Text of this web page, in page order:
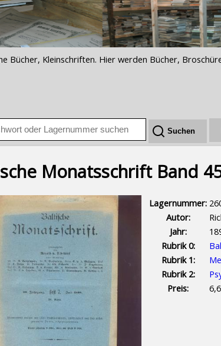
Bücher, Kleinschriften. Hier werden Bücher,
Monatsschrift Band
Lagernummer:
Autor:
Jahr:
Rubrik 0:
Rubrik 1:
Rubrik 2:
Preis: